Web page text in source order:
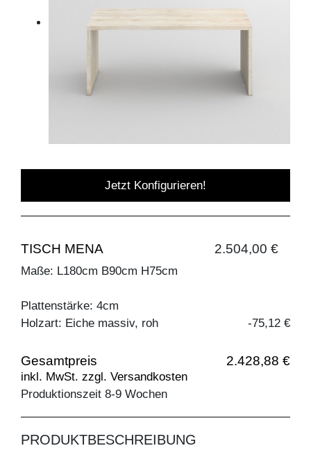
Jetzt Konfigurieren!
TISCH MENA 2.504,00 €
Maße: L180cm B90cm H75cm
Plattenstärke: 4cm
Holzart: Eiche massiv, roh
-75,12 €
Gesamtpreis 2.428,88 €
inkl. MwSt. zzgl. Versandkosten
Produktionszeit 8-9 Wochen
PRODUKTBESCHREIBUNG